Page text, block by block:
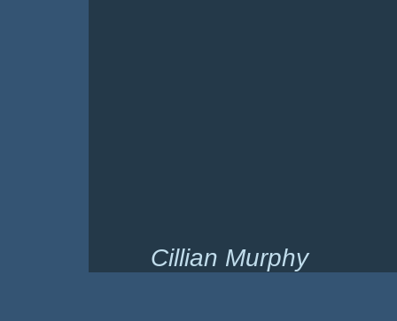
Cillian Murphy